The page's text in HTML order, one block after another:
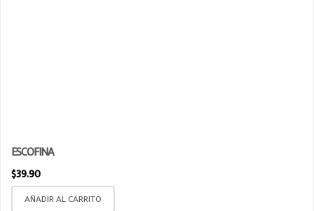
ESCOFINA
$39.90
AÑADIR AL CARRITO